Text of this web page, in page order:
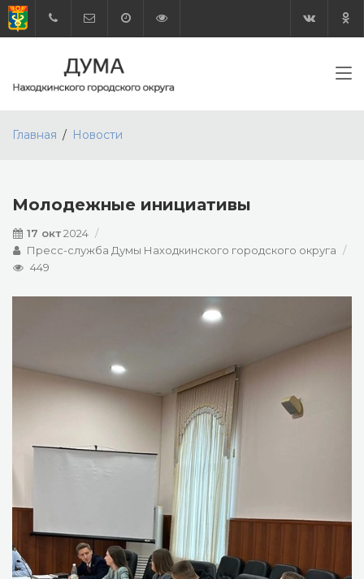
Главная Новости
Молодежные инициативы
17 окт2024
Пресс-служба Думы Находкинского городского округа
449